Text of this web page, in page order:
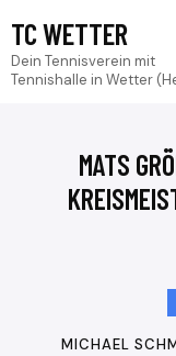
TC WETTER
Dein Tennisverein mit
Tennishalle in Wetter
MATS
MICHAEL